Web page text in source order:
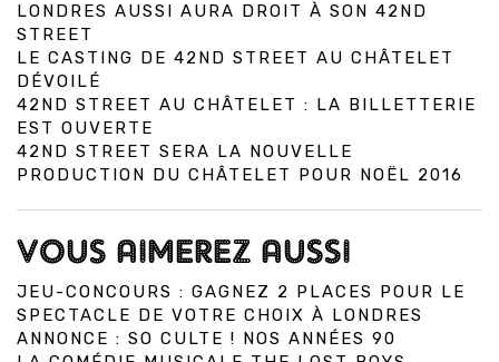
LONDRES AUSSI AURA DROIT À SON 42ND
STREET
LE CASTING DE 42ND STREET AU CHÂTELET
DÉVOILÉ
42ND STREET AU CHÂTELET : LA BILLETTERIE
EST OUVERTE
42ND STREET SERA LA NOUVELLE
PRODUCTION DU CHÂTELET POUR NOËL 2016
VOUS AIMEREZ AUSSI
JEU-CONCOURS : GAGNEZ 2 PLACES POUR LE
SPECTACLE DE VOTRE CHOIX À LONDRES
ANNONCE : SO CULTE ! NOS ANNÉES 90